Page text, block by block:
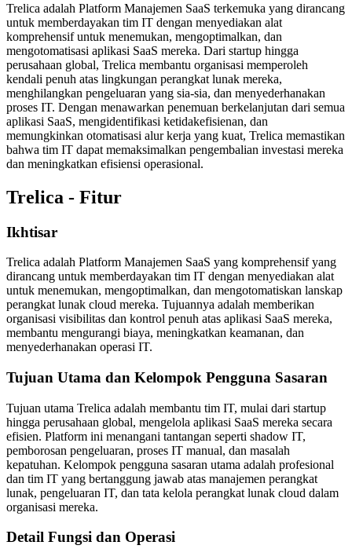
Trelica adalah Platform Manajemen SaaS terkemuka yang dirancang
untuk memberdayakan tim IT dengan menyediakan alat
komprehensif untuk menemukan, mengoptimalkan, dan
mengotomatisasi aplikasi SaaS mereka. Dari startup hingga
perusahaan global, Trelica membantu organisasi memperoleh
kendali penuh atas lingkungan perangkat lunak mereka,
menghilangkan pengeluaran yang sia-sia, dan menyederhanakan
proses IT. Dengan menawarkan penemuan berkelanjutan dari semua
aplikasi SaaS, mengidentifikasi ketidakefisienan, dan
memungkinkan otomatisasi alur kerja yang kuat, Trelica memastikan
bahwa tim IT dapat memaksimalkan pengembalian investasi mereka
dan meningkatkan efisiensi operasional.
Trelica - Fitur
Ikhtisar
Trelica adalah Platform Manajemen SaaS yang komprehensif yang
dirancang untuk memberdayakan tim IT dengan menyediakan alat
untuk menemukan, mengoptimalkan, dan mengotomatiskan lanskap
perangkat lunak cloud mereka. Tujuannya adalah memberikan
organisasi visibilitas dan kontrol penuh atas aplikasi SaaS mereka,
membantu mengurangi biaya, meningkatkan keamanan, dan
menyederhanakan operasi IT.
Tujuan Utama dan Kelompok Pengguna Sasaran
Tujuan utama Trelica adalah membantu tim IT, mulai dari startup
hingga perusahaan global, mengelola aplikasi SaaS mereka secara
efisien. Platform ini menangani tantangan seperti shadow IT,
pemborosan pengeluaran, proses IT manual, dan masalah
kepatuhan. Kelompok pengguna sasaran utama adalah profesional
dan tim IT yang bertanggung jawab atas manajemen perangkat
lunak, pengeluaran IT, dan tata kelola perangkat lunak cloud dalam
organisasi mereka.
Detail Fungsi dan Operasi